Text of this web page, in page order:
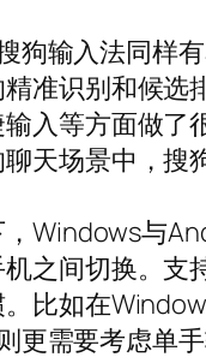
狗输入法同样
准识别和候
入等方面做
天场景中，搜
Windows与
之间切换。
比如在
更需要考虑单